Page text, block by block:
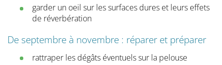
garder un oeil sur les surfaces dures et leurs effets
de réverbération
De septembre à novembre : réparer et préparer
rattraper les dégâts éventuels sur la pelouse